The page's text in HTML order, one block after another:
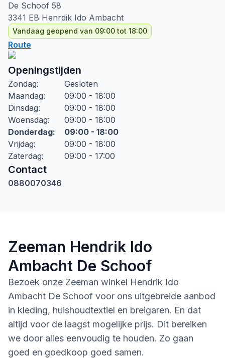
De Schoof 58
3341 EB Henrdik Ido Ambacht
Vandaag geopend van 09:00 tot 18:00
Route
Openingstijden
Zondag:
Gesloten
Maandag:
09:00 - 18:00
Dinsdag:
09:00 - 18:00
Woensdag:
09:00 - 18:00
Donderdag:
09:00 - 18:00
Vrijdag:
09:00 - 18:00
Zaterdag: 09:00 - 17:00
Contact
0880070346
Zeeman Hendrik Ido
Ambacht De Schoof
Bezoek onze Zeeman winkel Hendrik Ido
Ambacht De Schoof voor ons uitgebreide aanbod
in kleding, huishoudtextiel en breigaren. En dat
altijd voor de laagst mogelijke prijs. Dit bereiken
we door alles eenvoudig te houden. Zo gaan
goed en goedkoop goed samen.